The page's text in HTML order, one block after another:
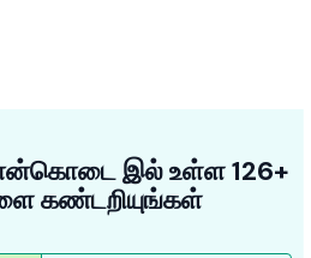
இல் உள்ள 126+
கண்டறியுங்கள்